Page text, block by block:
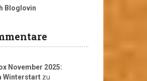
Bloglovin
November 2025:
Winterstart zu